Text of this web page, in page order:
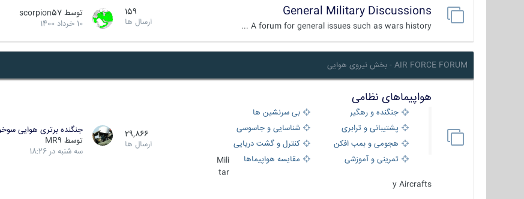
General Military Discussions
A forum for general issues such as wars history ...
159
ارسال ها
توسط scorpion57
10 خرداد 1400
AIR FORCE FORUM - بخش نیروی هوایی
هواپیماهای نظامی
جنگنده و رهگیر
بی سرنشین ها
پشتیبانی و ترابری
شناسایی و جاسوسی
هجومی و بمب افکن
کنترل و گشت دریایی
تمرینی و آموزشی
مقایسه هواپیماها
Mili
tar
y Aircrafts
29,866
ارسال ها
جنگنده برتری هوایی سوخو-
توسط MR9
سه شنبه در 18:26